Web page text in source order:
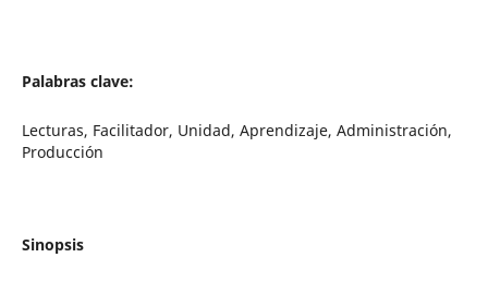
Palabras clave:
Lecturas, Facilitador, Unidad, Aprendizaje, Administración,
Producción
Sinopsis